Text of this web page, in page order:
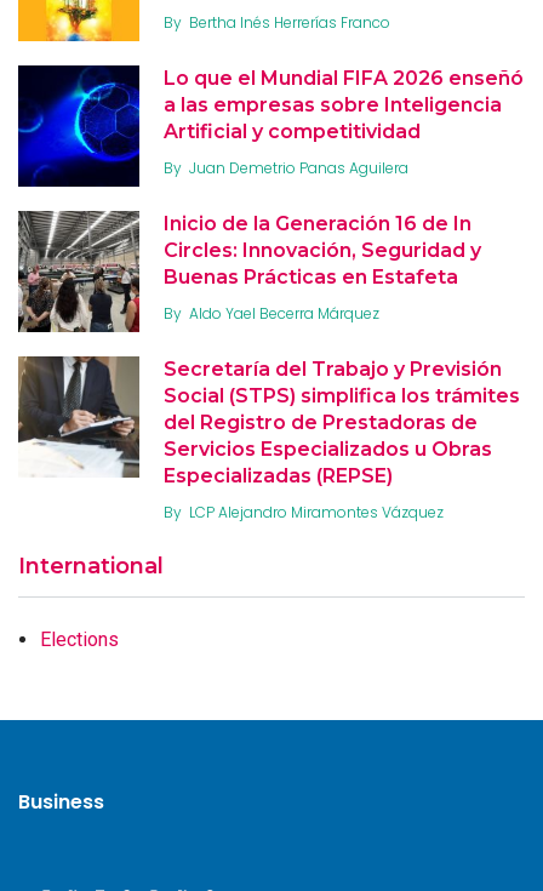
By Bertha Inés Herrerías Franco
Lo que el Mundial FIFA 2026 enseñó
a las empresas sobre Inteligencia
Artificial y competitividad
By Juan Demetrio Panas Aguilera
Inicio de la Generación 16 de In
Circles: Innovación, Seguridad y
Buenas Prácticas en Estafeta
By Aldo Yael Becerra Márquez
Secretaría del Trabajo y Previsión
Social (STPS) simplifica los trámites
del Registro de Prestadoras de
Servicios Especializados u Obras
Especializadas (REPSE)
By LCP Alejandro Miramontes Vázquez
International
Elections
Business